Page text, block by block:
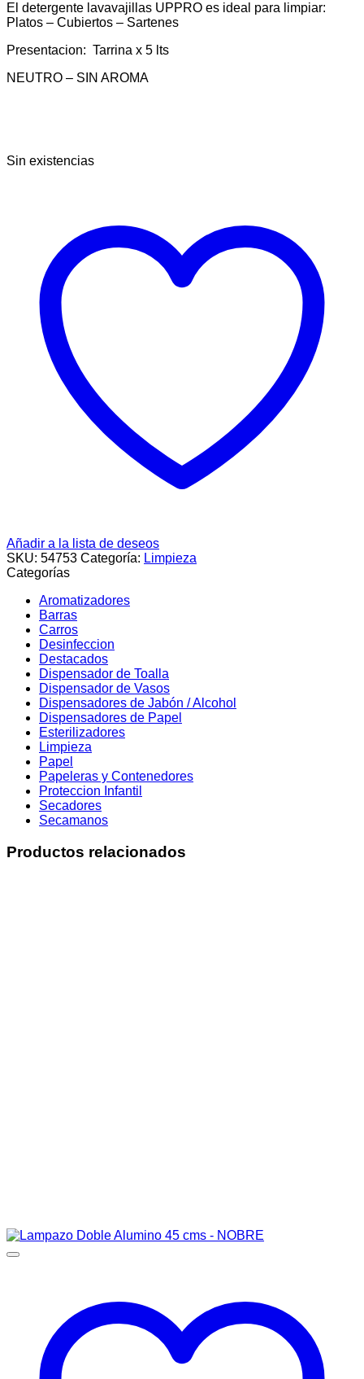
El detergente lavavajillas UPPRO es ideal para limpiar:
Platos – Cubiertos – Sartenes
Presentacion: Tarrina x 5 lts
NEUTRO – SIN AROMA
Sin existencias
Añadir a la lista de deseos
SKU: 54753 Categoría: Limpieza
Categorías
Aromatizadores
Barras
Carros
Desinfeccion
Destacados
Dispensador de Toalla
Dispensador de Vasos
Dispensadores de Jabón / Alcohol
Dispensadores de Papel
Esterilizadores
Limpieza
Papel
Papeleras y Contenedores
Proteccion Infantil
Secadores
Secamanos
Productos relacionados